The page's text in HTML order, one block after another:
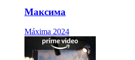
Максима
Máxima 2024